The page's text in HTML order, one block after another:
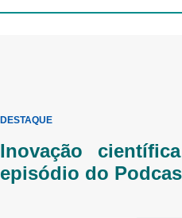
DESTAQUE
Inovação
episódio do